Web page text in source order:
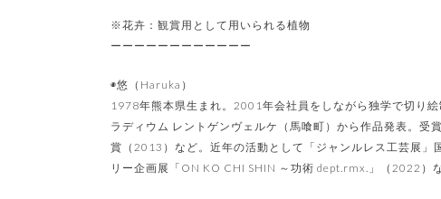
※花卉：観賞用として用いられる植物
ーーーーーーーーーーーー
◉悠（Haruka）
1978年熊本県生まれ。2001年会社員をしながら独学で切り
ラディウム レントゲンヴェルケ（馬喰町）から作品発表。
賞（2013）など。近年の活動として「ジャンルレス工芸展
リー企画展「ON KO CHI SHIN ～功術 dept.rmx.」（2022）